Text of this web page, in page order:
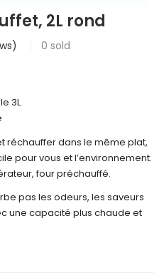
2L rond
0 sold
3L
réchauffer dans le même plat,
pour vous et l’environnement.
four préchauffé.
pas les odeurs, les saveurs
une capacité plus chaude et